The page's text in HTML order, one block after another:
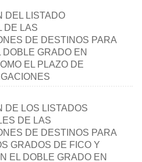
DEL LISTADO
DE LAS
DE DESTINOS PARA
GRADO EN
EL PLAZO DE
DE LOS LISTADOS
DE LAS
DE DESTINOS PARA
GRADOS DE FICO Y
EL DOBLE GRADO EN